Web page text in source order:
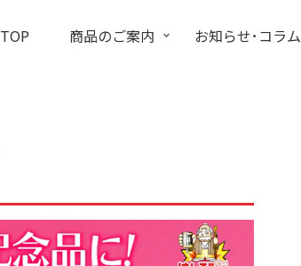
TOP 商品のご案内 お知らせ･コラム